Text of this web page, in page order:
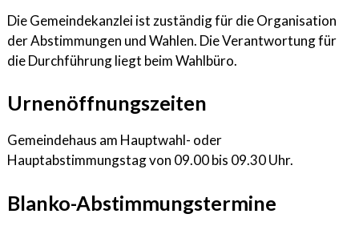
Die Gemeindekanzlei ist zuständig für die Organisation
der Abstimmungen und Wahlen. Die Verantwortung für
die Durchführung liegt beim Wahlbüro.
Urnenöffnungszeiten
Gemeindehaus am Hauptwahl- oder
Hauptabstimmungstag von 09.00 bis 09.30 Uhr.
Blanko-Abstimmungstermine